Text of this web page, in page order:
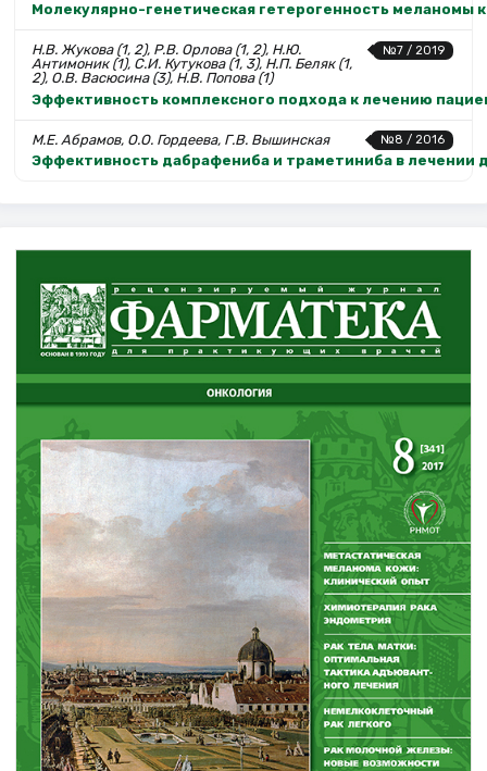
Молекулярно-генетическая гетерогенность меланомы
№7 / 2019
Н.В. Жукова (1, 2), Р.В. Орлова (1, 2), Н.Ю.
Антимоник (1), С.И. Кутукова (1, 3), Н.П. Беляк (1,
2), О.В. Васюсина (3), Н.В. Попова (1)
Эффективность комплексного подхода к лечению
№8 / 2016
М.Е. Абрамов, О.О. Гордеева, Г.В. Вышинская
Эффективность дабрафениба и траметиниба в лечении